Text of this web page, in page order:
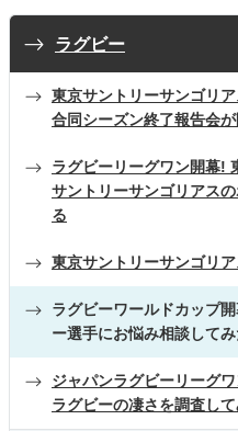
ラグビー
東京サントリーサンゴリ
合同シーズン終了報告会
ラグビーリーグワン開幕!
サントリーサンゴリアス
る
東京サントリーサンゴリ
ラグビーワールドカップ
ー選手にお悩み相談して
ジャパンラグビーリーグ
ラグビーの凄さを調査し